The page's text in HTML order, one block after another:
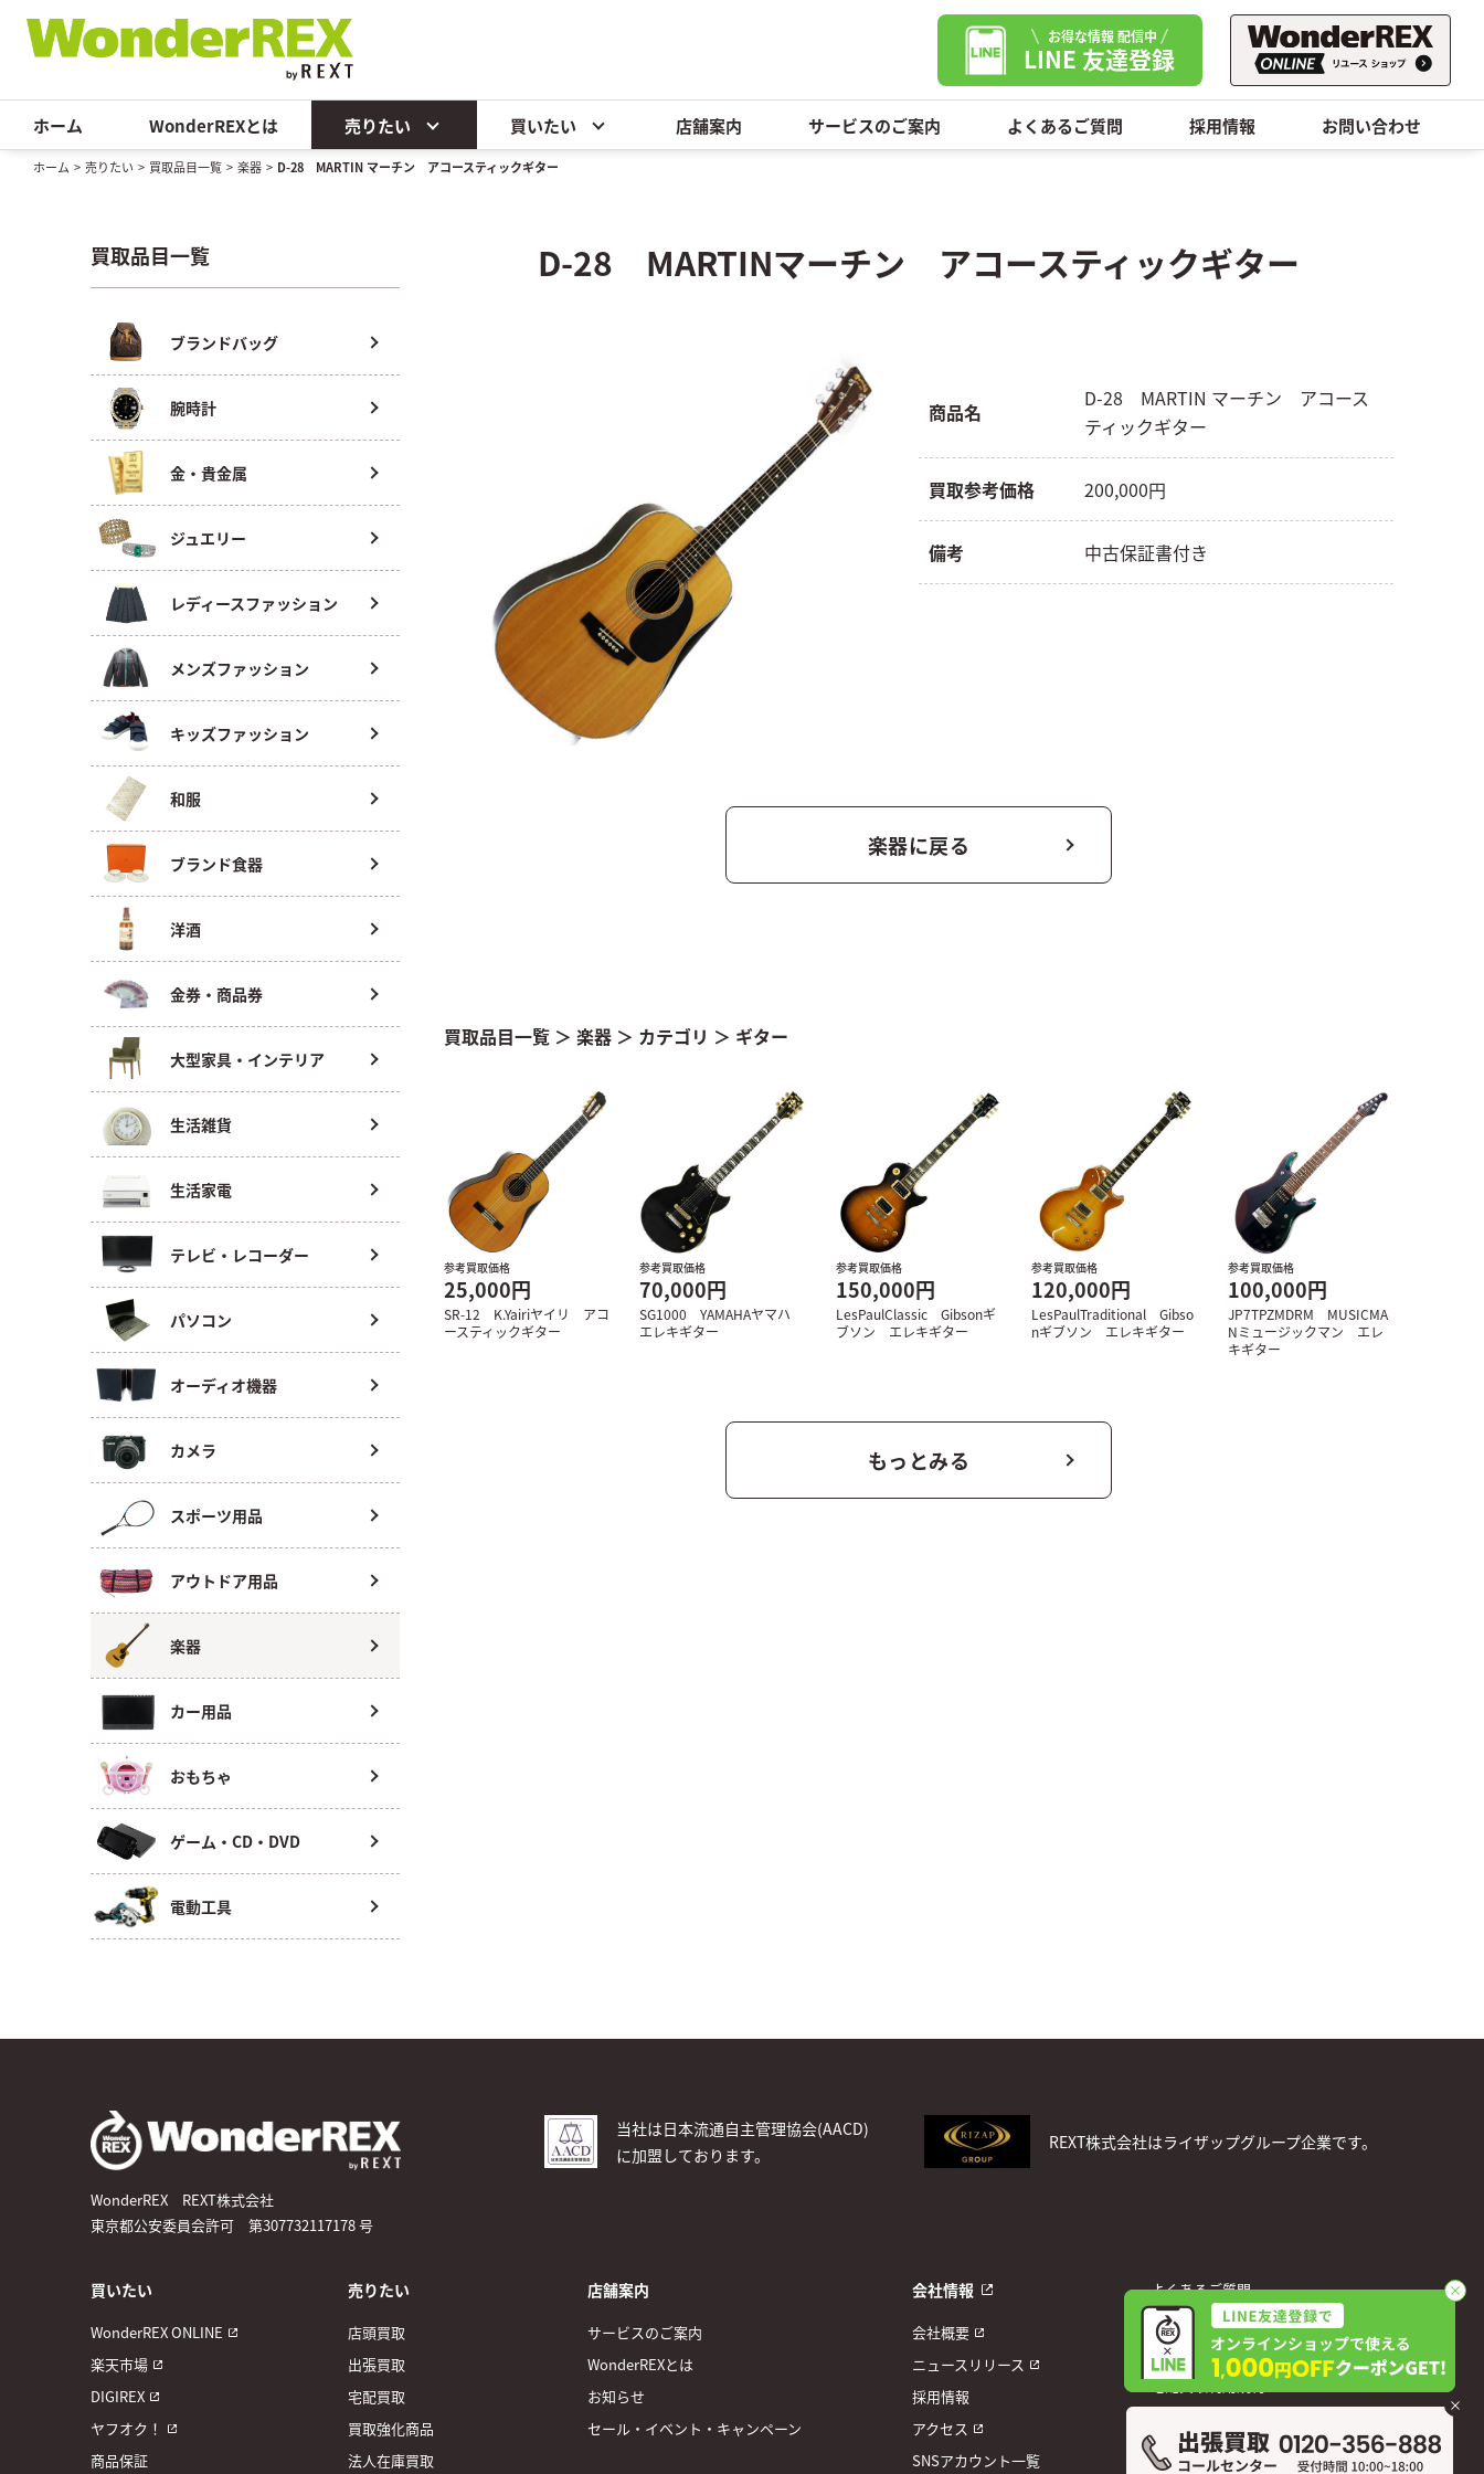
お得な情報 配信中
LINE 友達登録
ホーム WonderREXとは 売りたい 買いたい 店舗案内 サービスのご案内 よくあるご質問 採用情報 お問い合わせ
ホーム > 売りたい > 買取品目一覧 > 楽器 > D-28 MARTIN マーチン アコースティックギター
買取品目一覧
ブランドバッグ
腕時計
金・貴金属
ジュエリー
レディースファッション
メンズファッション
キッズファッション
和服
ブランド食器
洋酒
金券・商品券
大型家具・インテリア
生活雑貨
生活家電
テレビ・レコーダー
パソコン
オーディオ機器
カメラ
スポーツ用品
アウトドア用品
楽器
カー用品
おもちゃ
ゲーム・CD・DVD
電動工具
D-28 MARTINマーチン アコースティックギター
商品名
D-28 MARTIN マーチン アコース
ティックギター
買取参考価格 200,000円
備考 中古保証書付き
楽器に戻る
買取品目一覧 ＞ 楽器 ＞ カテゴリ ＞ ギター
参考買取価格
25,000円
SR-12 K.Yairiヤイリ アコ
ースティックギター
参考買取価格
70,000円
SG1000 YAMAHAヤマハ
エレキギター
参考買取価格
150,000円
LesPaulClassic Gibsonギ
ブソン エレキギター
参考買取価格
120,000円
LesPaulTraditional Gibso
nギブソン エレキギター
参考買取価格
100,000円
JP7TPZMDRM MUSICMA
Nミュージックマン エレ
キギター
もっとみる
WonderREX REXT株式会社
東京都公安委員会許可 第307732117178 号
当社は日本流通自主管理協会(AACD)
に加盟しております。
REXT株式会社はライザップグループ企業です。
買いたい
WonderREX ONLINE
楽天市場
DIGIREX
ヤフオク！
商品保証
売りたい
店頭買取
出張買取
宅配買取
買取強化商品
法人在庫買取
店舗案内
サービスのご案内
WonderREXとは
お知らせ
セール・イベント・キャンペーン
会社情報
会社概要
ニュースリリース
採用情報
アクセス
SNSアカウント一覧
よくあるご質問
お問い合わせ
個人情報保護方針
宅配買取利用規約